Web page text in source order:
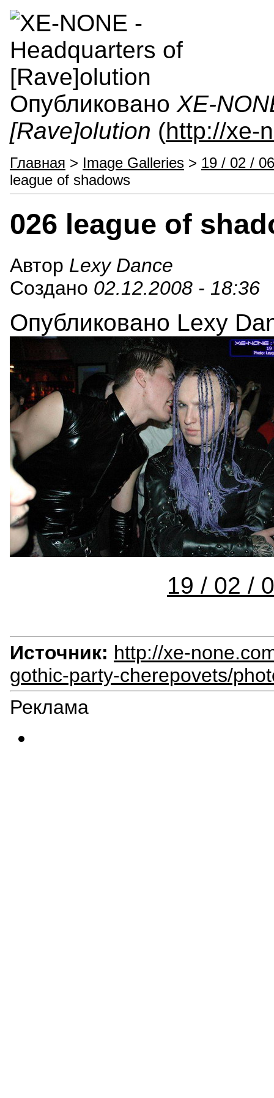
Опубликовано XE-
[Rave]olution (http://xe-
Главная > Image Galleries > 19 / 02 /
league of shadows
026 league of
Автор Lexy Dance
Создано 02.12.2008 - 18:36
Опубликовано Lexy
19 / 02 /
Источник: http://xe-
gothic-party-cherepovets/
Реклама